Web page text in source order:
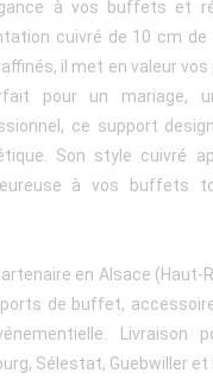
à vos buffets et
cuivré de 10 cm de
il met en valeur
pour un mariage,
ce support
Son style cuivré
à vos buffets
en Alsace (Haut-
de buffet,
Livraison
Sélestat, Guebwiller et